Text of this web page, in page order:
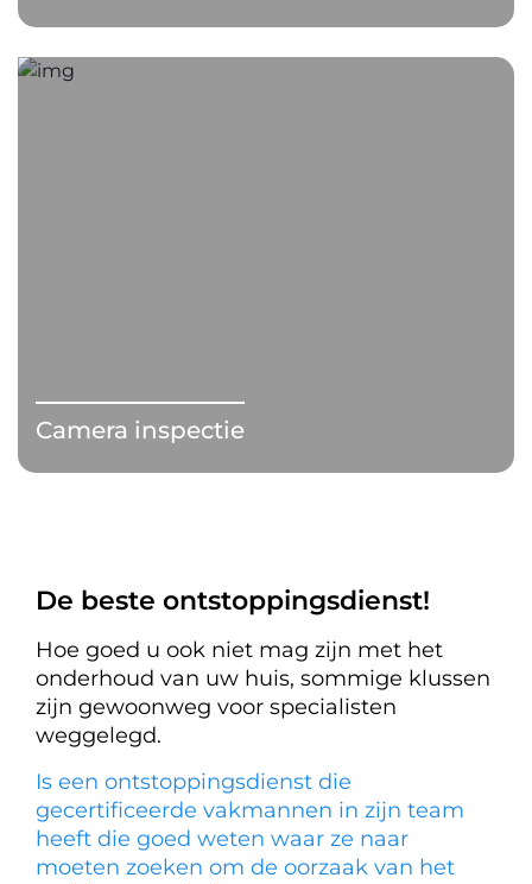
Camera inspectie
De beste ontstoppingsdienst!
Hoe goed u ook niet mag zijn met het
onderhoud van uw huis, sommige klussen
zijn gewoonweg voor specialisten
weggelegd.
Is een ontstoppingsdienst die
gecertificeerde vakmannen in zijn team
heeft die goed weten waar ze naar
moeten zoeken om de oorzaak van het